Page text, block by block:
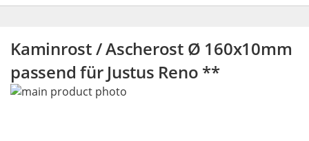
Kaminrost / Ascherost Ø 160x10mm
passend für Justus Reno **
Skip